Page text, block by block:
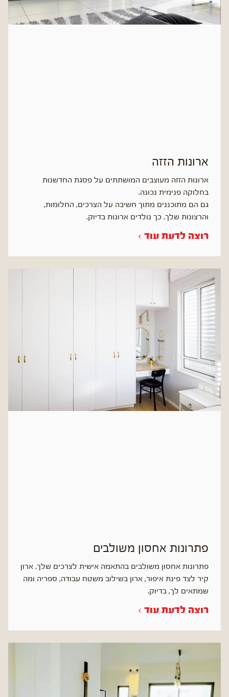
ארונות הזזה
ארונות הזזה מעוצבים המושתתים על פסגת החדשנות
בחלוקה פנימית נכונה.
גם הם מתוכננים מתוך חשיבה על הצרכים, החלומות,
והרצונות שלך. כך נולדים ארונות בדיוק.
רוצה לדעת עוד ›
פתרונות אחסון משולבים
פתרונות אחסון משולבים בהתאמה אישית לצרכים שלך. ארון
קיר לצד פינת איפור, ארון בשילוב משטח עבודה, ספריה ומה
שמתאים לך, בדיוק.
רוצה לדעת עוד ›